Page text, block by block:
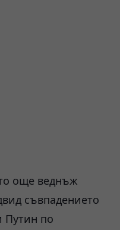
още веднъж
съвпадението
Путин по